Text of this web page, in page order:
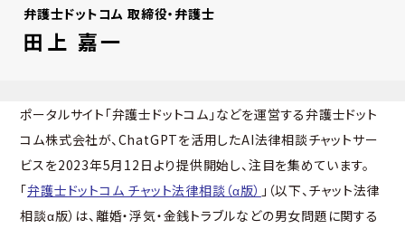
弁護士ドットコム 取締役・弁護士
田上 嘉一
ポータルサイト「弁護士ドットコム」などを運営する弁護士ドット
コム株式会社が、ChatGPTを活用したAI法律相談チャットサー
ビスを2023年5月12日より提供開始し、注目を集めています。
「弁護士ドットコム チャット法律相談（α版） 」（以下、チャット法律
相談α版）は、離婚・浮気・金銭トラブルなどの男女問題に関する